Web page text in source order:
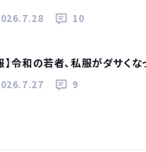
10
】令和の若者、私服がダサくな
9